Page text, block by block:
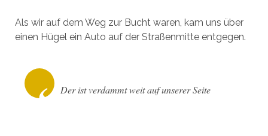
Als wir auf dem Weg zur Bucht waren, kam uns über
einen Hügel ein Auto auf der Straßenmitte entgegen.
Der ist verdammt weit auf unserer Seite